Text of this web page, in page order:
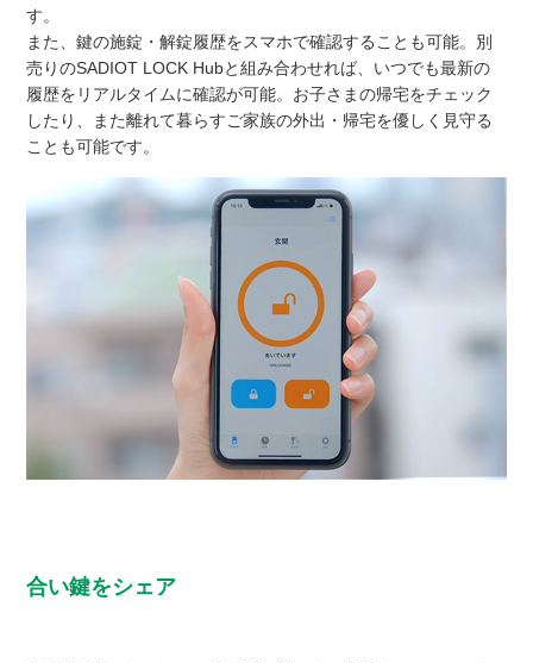
す。
また、鍵の施錠・解錠履歴をスマホで確認することも可能。別
売りのSADIOT LOCK Hubと組み合わせれば、いつでも最新の
履歴をリアルタイムに確認が可能。お子さまの帰宅をチェック
したり、また離れて暮らすご家族の外出・帰宅を優しく見守る
ことも可能です。
合い鍵をシェア